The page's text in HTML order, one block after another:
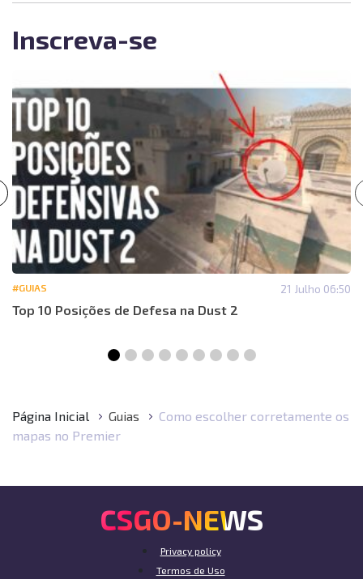
Inscreva-se
#GUIAS 21 Julho 06:50
Top 10 Posições de Defesa na Dust 2
Página Inicial Guias
Como escolher corretamente os
mapas no Premier
CSGO-NEWS
Privacy policy
Termos de Uso